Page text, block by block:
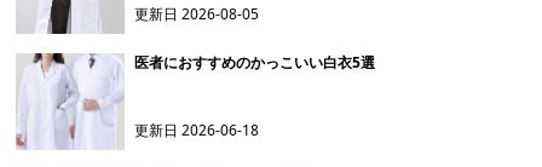
更新日2026-08-05
医者におすすめのかっこいい白衣5選
更新日2026-06-18